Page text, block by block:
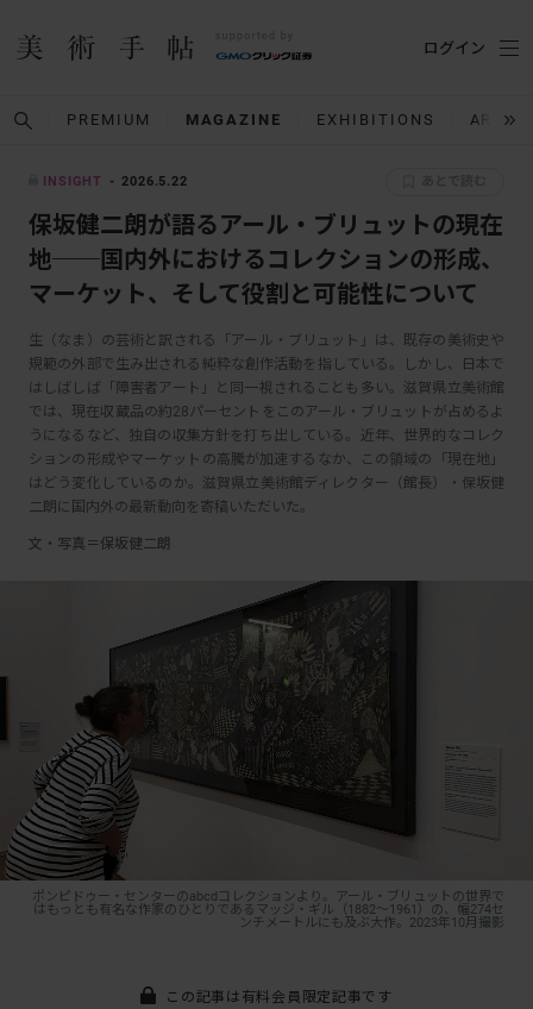
PREMIUM MAGAZINE EXHIBITIONS
ログイン
INSIGHT 2026.5.22
保坂健二朗が語るアール・ブリュットの現在
地──国内外におけるコレクションの形成、
マーケット、そして役割と可能性について
生（なま）の芸術と訳される「アール・ブリュット」は、既存の美術史や
規範の外部で生み出される純粋な創作活動を指している。しかし、日本で
はしばしば「障害者アート」と同一視されることも多い。滋賀県立美術館
では、現在収蔵品の約28パーセントをこのアール・ブリュットが占めるよ
うになるなど、独自の収集方針を打ち出している。近年、世界的なコレク
ションの形成やマーケットの高騰が加速するなか、この領域の「現在地」
はどう変化しているのか。滋賀県立美術館ディレクター（館長）・保坂健
二朗に国内外の最新動向を寄稿いただいた。
文・写真＝保坂健二朗
ポンピドゥー・センターのabcdコレクションより。アール・ブリュットの世界で
はもっとも有名な作家のひとりであるマッジ・ギル（1882〜1961）の、幅274セ
ンチメートルにも及ぶ大作。2023年10月撮影
この記事は有料会員限定記事です